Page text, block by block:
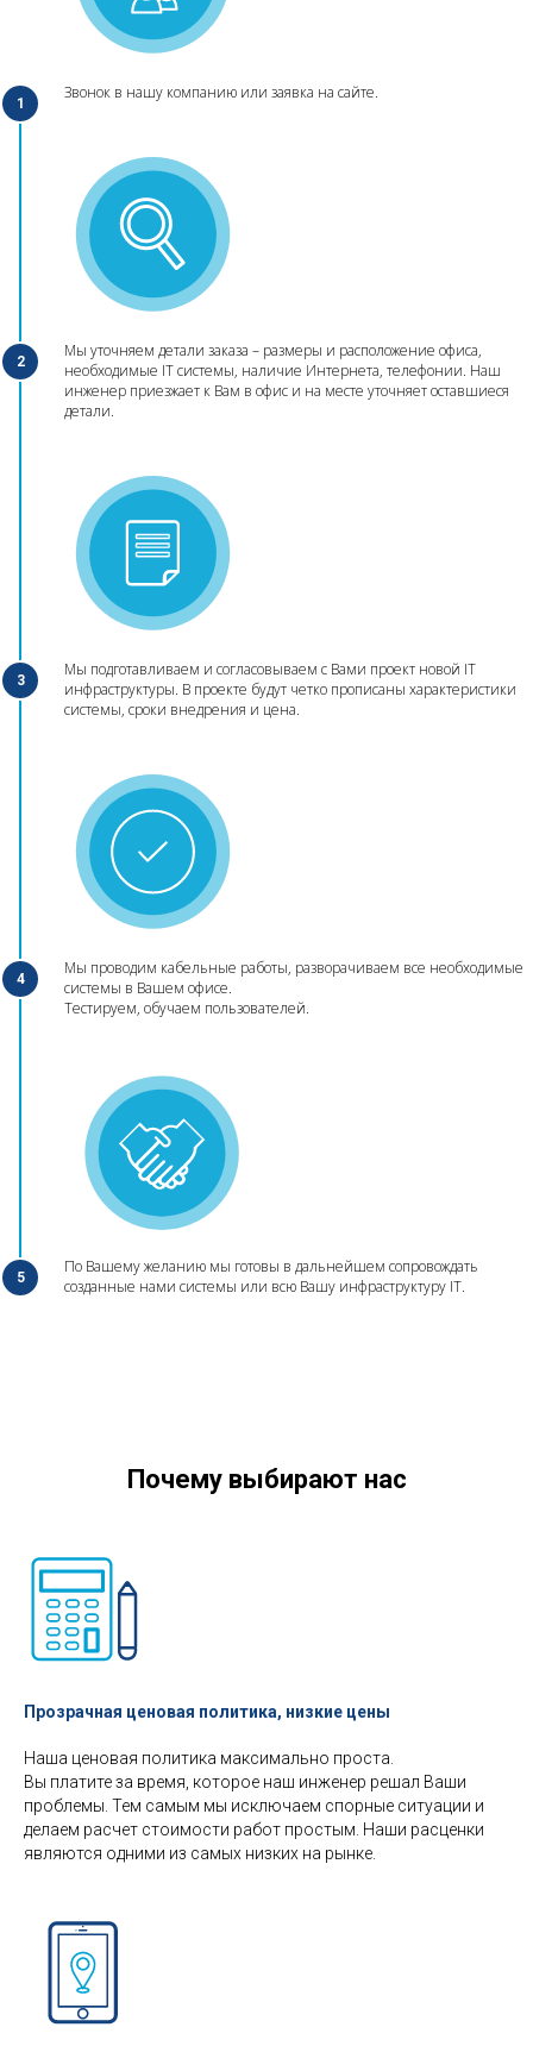
1
Звонок в нашу компанию или заявка на сайте.
2
Мы уточняем детали заказа – размеры и расположение офиса,
необходимые IT системы, наличие Интернета, телефонии. Наш
инженер приезжает к Вам в офис и на месте уточняет оставшиеся
детали.
3
Мы подготавливаем и согласовываем с Вами проект новой IT
инфраструктуры. В проекте будут четко прописаны характеристики
системы, сроки внедрения и цена.
4
Мы проводим кабельные работы, разворачиваем все необходимые
системы в Вашем офисе.
Тестируем, обучаем пользователей.
5
По Вашему желанию мы готовы в дальнейшем сопровождать
созданные нами системы или всю Вашу инфраструктуру IT.
Почему выбирают нас
Прозрачная ценовая политика, низкие цены
Наша ценовая политика максимально проста.
Вы платите за время, которое наш инженер решал Ваши
проблемы. Тем самым мы исключаем спорные ситуации и
делаем расчет стоимости работ простым. Наши расценки
являются одними из самых низких на рынке.